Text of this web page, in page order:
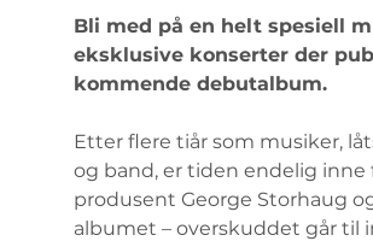
Bli med på en helt spesiell
eksklusive konserter der
kommende debutalbum.
Etter flere tiår som musiker,
og band, er tiden endelig
produsent George Storhaug
albumet – overskuddet går til